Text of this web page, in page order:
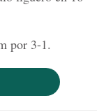
por 3-1.